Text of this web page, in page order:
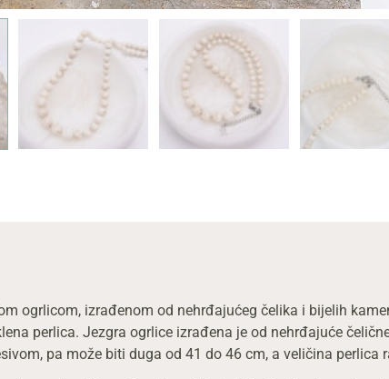
ogrlicom, izrađenom od nehrđajućeg čelika i bijelih
perlica. Jezgra ogrlice izrađena je od nehrđajuće
pa može biti duga od 41 do 46 cm, a veličina perlica